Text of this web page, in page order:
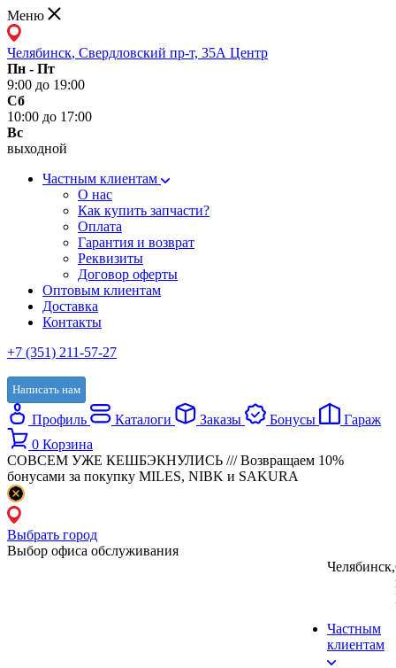
Меню
Челябинск, Свердловский пр-т, 35А Центр
Пн - Пт
9:00 до 19:00
Сб
10:00 до 17:00
Вс
выходной
Частным клиентам
О нас
Как купить запчасти?
Оплата
Гарантия и возврат
Реквизиты
Договор оферты
Оптовым клиентам
Доставка
Контакты
+7 (351) 211-57-27
Написать нам
Профиль Каталоги Заказы Бонусы
Гараж
0 Корзина
СОВСЕМ УЖЕ КЕШБЭКНУЛИСЬ /// Возвращаем 10%
бонусами за покупку MILES, NIBK и SAKURA
Выбрать город
Выбор офиса обслуживания
Челябинск,
Частным
клиентам